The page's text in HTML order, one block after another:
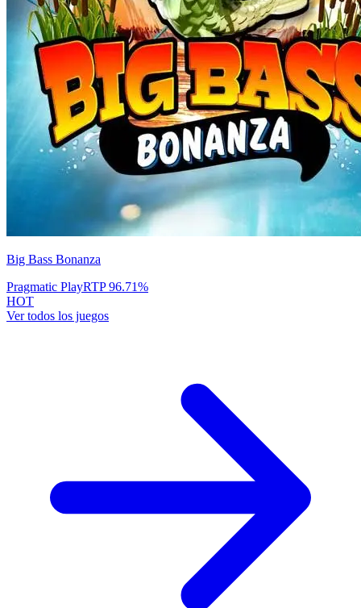
Big Bass Bonanza
Pragmatic PlayRTP96.71%
HOT
Ver todos los juegos